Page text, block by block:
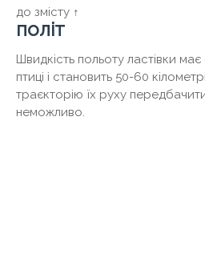
до змісту ↑
політ
Швидкість польоту ластівки
птиці і становить 50-60
траєкторію їх руху
неможливо.